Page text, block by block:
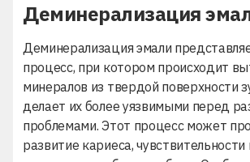
Деминерализация
Деминерализация эмали
процесс, при котором происходит
минералов из твердой поверхности
делает их более уязвимыми перед
проблемами. Этот процесс может
развитие кариеса, чувствительности